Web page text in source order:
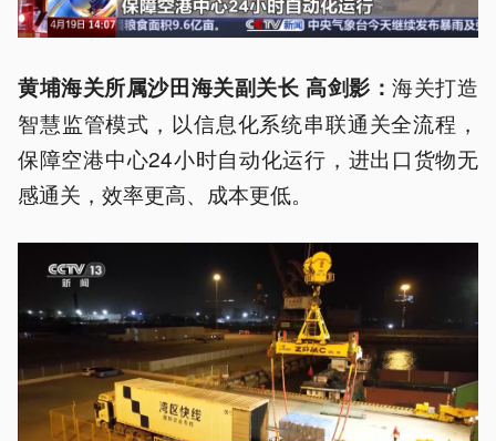
黄埔海关所属沙田海关副关长 高剑影：海关打造
智慧监管模式，以信息化系统串联通关全流程，
保障空港中心24小时自动化运行，进出口货物无
感通关，效率更高、成本更低。